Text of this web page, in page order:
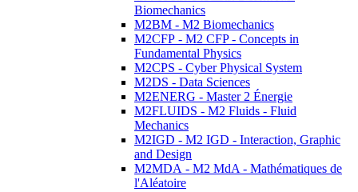
Biomechanics
M2BM - M2 Biomechanics
M2CFP - M2 CFP - Concepts in
Fundamental Physics
M2CPS - Cyber Physical System
M2DS - Data Sciences
M2ENERG - Master 2 Énergie
M2FLUIDS - M2 Fluids - Fluid
Mechanics
M2IGD - M2 IGD - Interaction, Graphic
and Design
M2MDA - M2 MdA - Mathématiques de
l'Aléatoire